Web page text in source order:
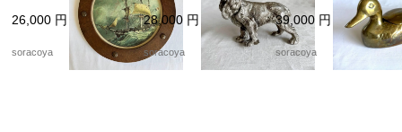
マリン 荒天 航海 1
9otm18-1
26,000 円
soracoya
犬 メタルオブジェ 19
otk30
28,000 円
soracoya
れ 19otｍ14-5
39,000 円
soracoya